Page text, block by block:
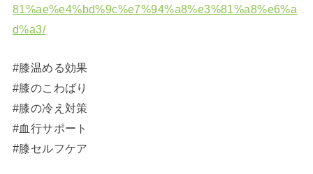
81%ae%e4%bd%9c%e7%94%a8%e3%81%a8%e6%a
d%a3/
#膝温める効果
#膝のこわばり
#膝の冷え対策
#血行サポート
#膝セルフケア